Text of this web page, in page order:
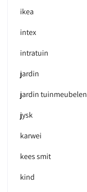
ikea
intex
intratuin
jardin
jardin tuinmeubelen
jysk
karwei
kees smit
kind